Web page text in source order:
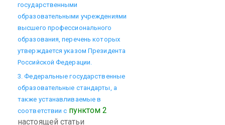
государственными
образовательными учреждениями
высшего профессионального
образования, перечень которых
утверждается указом Президента
Российской Федерации.
3. Федеральные государственные
образовательные стандарты, а
также устанавливаемые в
соответствии с пунктом 2
настоящей статьи